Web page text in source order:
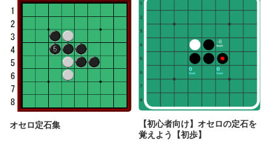
オセロ定石集
【初心者向け】オセロの定石を
覚えよう【初歩】